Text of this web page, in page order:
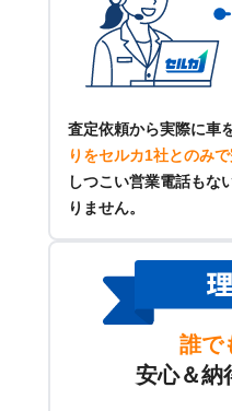
査定依頼から実際に車
りをセルカ1社とのみ
しつこい営業電話もな
りません。
誰で
安心＆納